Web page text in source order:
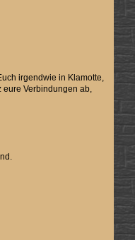
irgendwie in Klamotte,
eure Verbindungen ab,